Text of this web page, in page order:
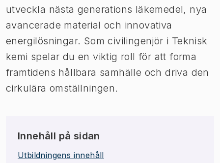
utveckla nästa generations läkemedel, nya
avancerade material och innovativa
energilösningar. Som civilingenjör i Teknisk
kemi spelar du en viktig roll för att forma
framtidens hållbara samhälle och driva den
cirkulära omställningen.
Innehåll på sidan
Utbildningens innehåll